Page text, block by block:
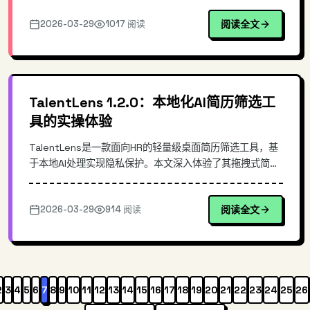
成本部署。开发者无需修改现有代码，即可让 ChatJimmy
适配 Cursor、langchain 等 OpenAI 生态工具。
2026-03-29 1017 阅读 阅读全文
TalentLens 1.2.0：本地化AI简历筛选工
具的实操体验
TalentLens是一款面向HR的轻量级桌面简历筛选工具，基
于本地AI处理实现隐私保护。本文深入体验了其拖拽式简历
心原理与隐私优先的架构设计。对比传统关键词匹配方案，
TalentLens在降低人力筛选成本方面表现突出，适合中小
2026-03-29 914 阅读 阅读全文
3 4 5 6 7 8 9 10 11 12 13 14 15 16 17 18 19 20 21 22 23 24 25 26